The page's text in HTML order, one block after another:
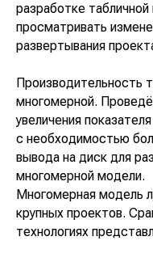
разработке
просматривать
развертывания
Производительность
многомерной.
увеличения
с необходимостью
вывода на диск для
многомерной модели.
Многомерная модель
крупных проектов.
технологиях
О
партнерами
Ласмарт.Аналитика
для розницы
Ласмарт. Аналитика
Ласмарт.
Автодокументация
Качество данных
8
©